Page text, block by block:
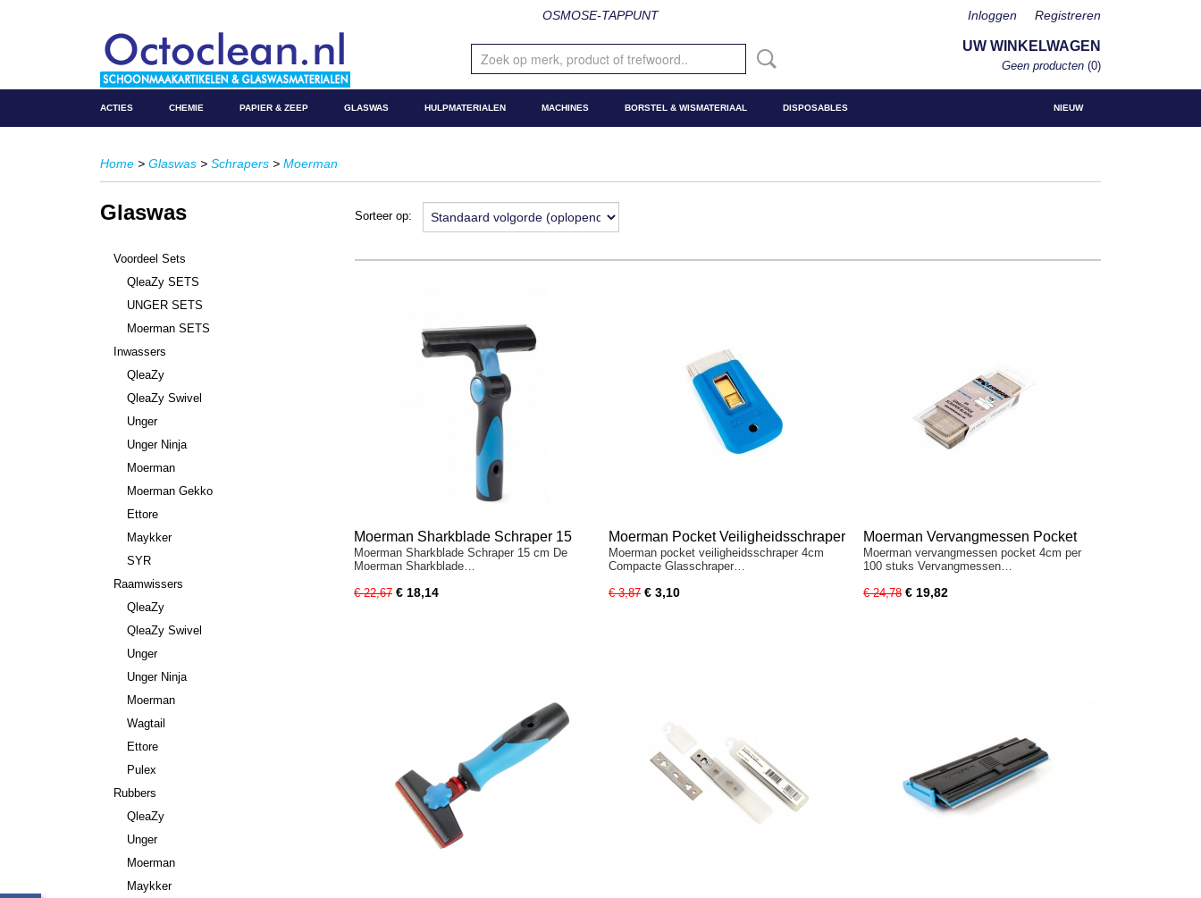
OSMOSE-TAPPUNT Inloggen Registreren
UW WINKELWAGEN
Geen producten (0)
NIEUW
ACTIES CHEMIE PAPIER & ZEEP GLASWAS HULPMATERIALEN MACHINES BORSTEL & WISMATERIAAL DISPOSABLES
Home > Glaswas > Schrapers > Moerman
Glaswas
Voordeel Sets
QleaZy SETS
UNGER SETS
Moerman SETS
Inwassers
QleaZy
QleaZy Swivel
Unger
Unger Ninja
Moerman
Moerman Gekko
Ettore
Maykker
SYR
Raamwissers
QleaZy
QleaZy Swivel
Unger
Unger Ninja
Moerman
Wagtail
Ettore
Pulex
Rubbers
QleaZy
Unger
Moerman
Maykker
Sorteer op:
Moerman Sharkblade Schraper 15
cm – Professionele Glasschraper
Moerman Sharkblade Schraper 15 cm De
Moerman Sharkblade…
€ 22,67 € 18,14
Moerman Pocket Veiligheidsschraper
4cm
Moerman pocket veiligheidsschraper 4cm
Compacte Glasschraper…
€ 3,87 € 3,10
Moerman Vervangmessen Pocket
4cm 100 stuks
Moerman vervangmessen pocket 4cm per
100 stuks Vervangmessen…
€ 24,78 € 19,82